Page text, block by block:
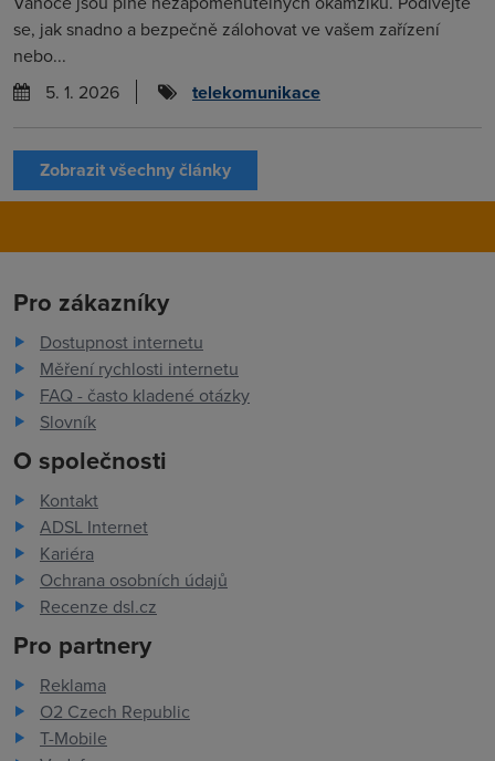
se, jak snadno a bezpečně zálohovat ve vašem zařízení
nebo...
5. 1. 2026
telekomunikace
Zobrazit všechny články
Pro zákazníky
Dostupnost internetu
Měření rychlosti internetu
FAQ - často kladené otázky
Slovník
O společnosti
Kontakt
ADSL Internet
Kariéra
Ochrana osobních údajů
Recenze dsl.cz
Pro partnery
Reklama
O2 Czech Republic
T-Mobile